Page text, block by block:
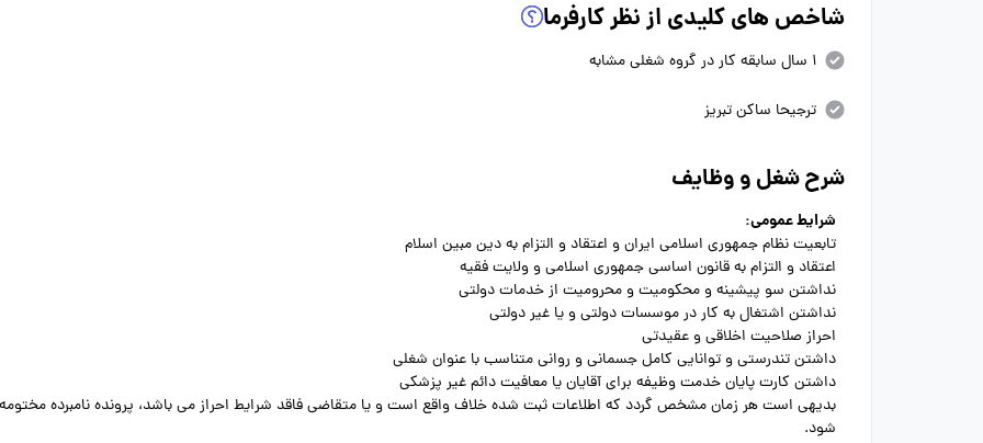
شاخص های کلیدی از نظر کارفرما
1 سال سابقه کار در گروه شغلی مشابه
ترجیحا ساکن تبریز
شرح شغل و وظایف
شرایط عمومی:
تابعیت نظام جمهوری اسلامی ایران و اعتقاد و التزام به دین مبین اسلام
اعتقاد و التزام به قانون اساسی جمهوری اسلامی و ولایت فقیه
نداشتن سو پیشینه و محکومیت و محرومیت از خدمات دولتی
نداشتن اشتغال به کار در موسسات دولتی و یا غیر دولتی
احراز صلاحیت اخلاقی و عقیدتی
داشتن تندرستی و توانایی کامل جسمانی و روانی متناسب با عنوان شغلی
داشتن کارت پایان خدمت وظیفه برای آقایان یا معافیت دائم غیر پزشکی
بدیهی است هر زمان مشخص گردد که اطلاعات ثبت شده خلاف واقع است و یا متقاضی فاقد شرایط احراز می باشد، پرونده نامبرده
شود.